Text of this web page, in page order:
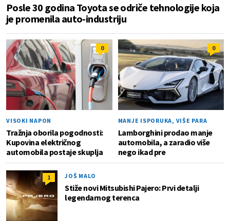
Posle 30 godina Toyota se odriče tehnologije koja
je promenila auto-industriju
0
VISOKI NAPON
Tražnja oborila pogodnosti:
Kupovina električnog
automobila postaje skuplja
0
MANJE ISPORUKA, VIŠE PARA
Lamborghini prodao manje
automobila, a zaradio više
nego ikad pre
1 JOŠ MALO
Stiže novi Mitsubishi Pajero: Prvi detalji
legendarnog terenca